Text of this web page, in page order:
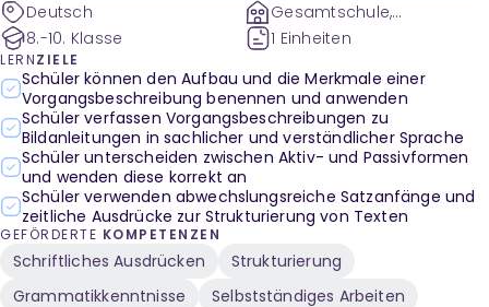
Deutsch
8.-10. Klasse
Gesamtschule,
Gymnasium
1 Einheiten
LERNZIELE
Schüler können den Aufbau und die Merkmale einer
Vorgangsbeschreibung benennen und anwenden
Schüler verfassen Vorgangsbeschreibungen zu
Bildanleitungen in sachlicher und verständlicher Sprache
Schüler unterscheiden zwischen Aktiv- und Passivformen
und wenden diese korrekt an
Schüler verwenden abwechslungsreiche Satzanfänge und
zeitliche Ausdrücke zur Strukturierung von Texten
GEFÖRDERTE KOMPETENZEN
Schriftliches Ausdrücken
Strukturierung
Grammatikkenntnisse
Selbstständiges Arbeiten